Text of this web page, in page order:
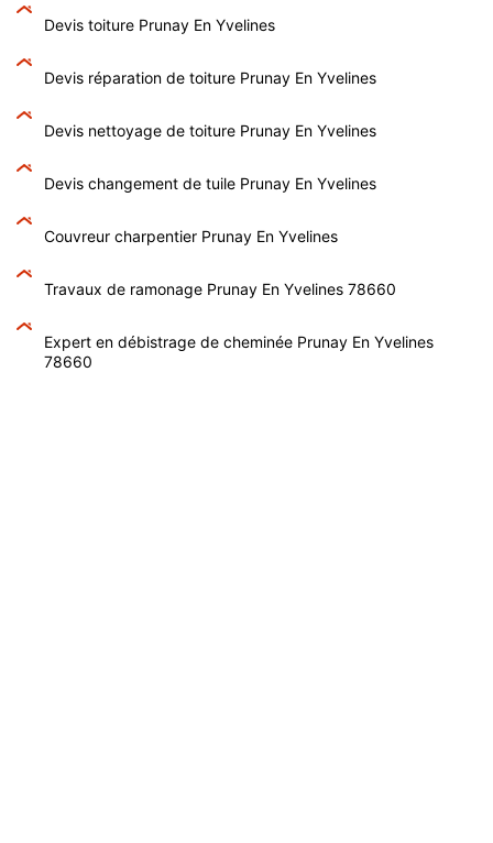
Devis toiture Prunay En Yvelines
Devis réparation de toiture Prunay En Yvelines
Devis nettoyage de toiture Prunay En Yvelines
Devis changement de tuile Prunay En Yvelines
Couvreur charpentier Prunay En Yvelines
Travaux de ramonage Prunay En Yvelines 78660
Expert en débistrage de cheminée Prunay En Yvelines
78660